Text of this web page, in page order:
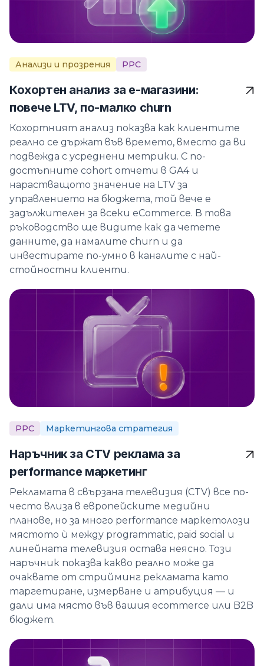
Анализи и прозрения PPC
Кохортен анализ за е-магазини:
повече LTV, по-малко churn
Кохортният анализ показва как клиентите
реално се държат във времето, вместо да ви
подвежда с усреднени метрики. С по-
достъпните cohort отчети в GA4 и
нарастващото значение на LTV за
управлението на бюджета, той вече е
задължителен за всеки eCommerce. В това
ръководство ще видите как да четете
данните, да намалите churn и да
инвестирате по-умно в каналите с най-
стойностни клиенти.
PPC Маркетингова стратегия
Наръчник за CTV реклама за
performance маркетинг
Рекламата в свързана телевизия (CTV) все по-
често влиза в европейските медийни
планове, но за много performance маркетолози
мястото ѝ между programmatic, paid social и
линейната телевизия остава неясно. Този
наръчник показва какво реално може да
очаквате от стрийминг рекламата като
таргетиране, измерване и атрибуция — и
дали има място във вашия ecommerce или B2B
бюджет.